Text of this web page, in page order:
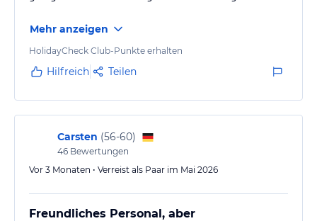
kostenfrei einen symmetrischen 100mbit WLAN-Zugang an.
Allgemeine und unverbindliche
Hoteliers-/Veranstalter-/Kataloginformationen. Alle Angaben
jeweiligen Veranstalters.
Mehr anzeigen
HolidayCheck Club-Punkte erhalten
Hilfreich Teilen
Carsten (56-60)
46 Bewertungen
Vor 3 Monaten • Verreist als Paar im Mai 2026
Freundliches Personal, aber